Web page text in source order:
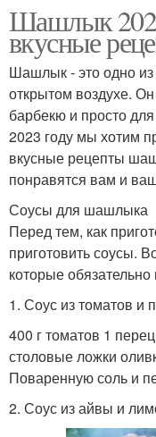
Шашлык
вкусные
Шашлык - это одно
открытом воздухе.
барбекю и просто
2023 году мы хотим
вкусные рецепты
понравятся вам и
Соусы для шашлыка
Перед тем, как
приготовить соусы.
которые
1. Соус из томатов и
400 г томатов 1
столовые ложки
Поваренную соль и
2. Соус из айвы и